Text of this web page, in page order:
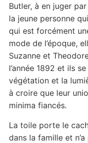
Butler, à en juger
la jeune personne
qui est forcément
mode de l’époque,
Suzanne et
l’année 1892 et ils
végétation et la
à croire que leur
minima fiancés.
La toile porte le
dans la famille et